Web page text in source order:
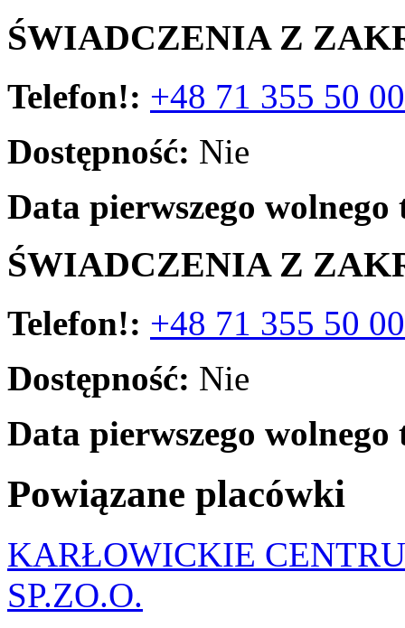
ŚWIADCZENIA Z
Telefon!: +48 71 355 50 00
Dostępność: Nie
Data pierwszego
ŚWIADCZENIA Z
Telefon!: +48 71 355 50 00
Dostępność: Nie
Data pierwszego
Powiązane placówki
KARŁOWICKIE
SP.ZO.O.